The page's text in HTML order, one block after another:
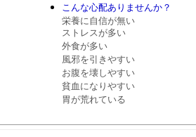
こんな心配ありませんか？
栄養に自信が無い
ストレスが多い
外食が多い
風邪を引きやすい
お腹を壊しやすい
貧血になりやすい
胃が荒れている